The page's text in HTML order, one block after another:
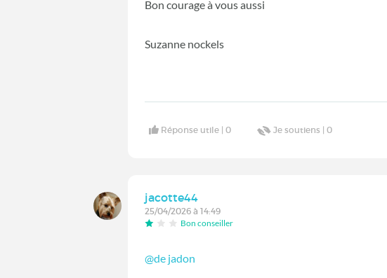
Bon courage à vous aussi
Suzanne nockels
Réponse utile |0 Je soutiens |0
jacotte44
25/04/2026 à 14:49
Bon conseiller
@de jadon